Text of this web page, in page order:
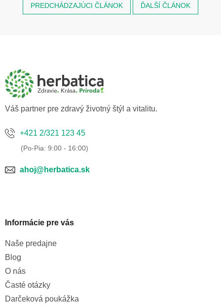
PREDCHÁDZAJÚCI ČLÁNOK ĎALŠÍ ČLÁNOK
Váš partner pre zdravý životný štýl a vitalitu.
+421 2/321 123 45
ahoj@herbatica.sk
Informácie pre vás
Naše predajne
Blog
O nás
Časté otázky
Darčeková poukážka